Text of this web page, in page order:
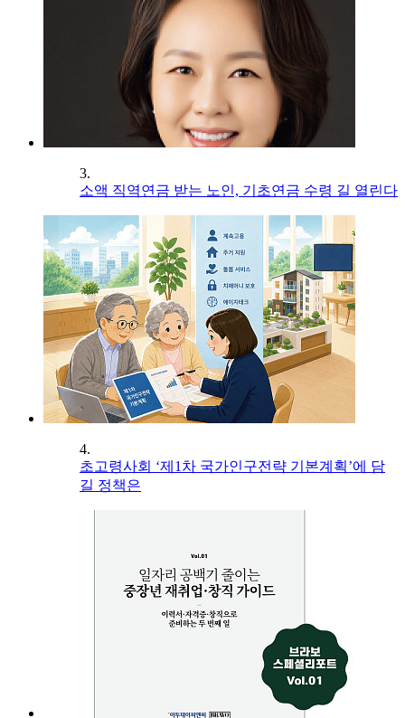
3.
소액 직역연금 받는 노인, 기초연금 수령 길 열린다
4.
초고령사회 ‘제1차 국가인구전략 기본계획’에 담
길 정책은